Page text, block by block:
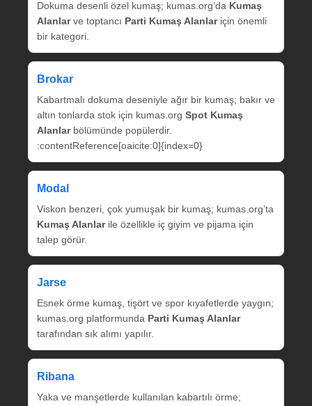
Dokuma desenli özel kumaş; kumas.org’da Kumaş
Alanlarve toptancı Parti Kumaş Alanlariçin önemli
bir kategori.
Brokar
Kabartmalı dokuma deseniyle ağır bir kumaş; bakır ve
altın tonlarda stok için kumas.org Spot Kumaş
Alanlarbölümünde popülerdir.
:contentReference[oaicite:0]{index=0}
Modal
Viskon benzeri, çok yumuşak bir kumaş; kumas.org’ta
Kumaş Alanlarile özellikle iç giyim ve pijama için
talep görür.
Jarse
Esnek örme kumaş, tişört ve spor kıyafetlerde yaygın;
kumas.org platformunda Parti Kumaş Alanlar
tarafından sık alımı yapılır.
Ribana
Yaka ve manşetlerde kullanılan kabartılı örme;